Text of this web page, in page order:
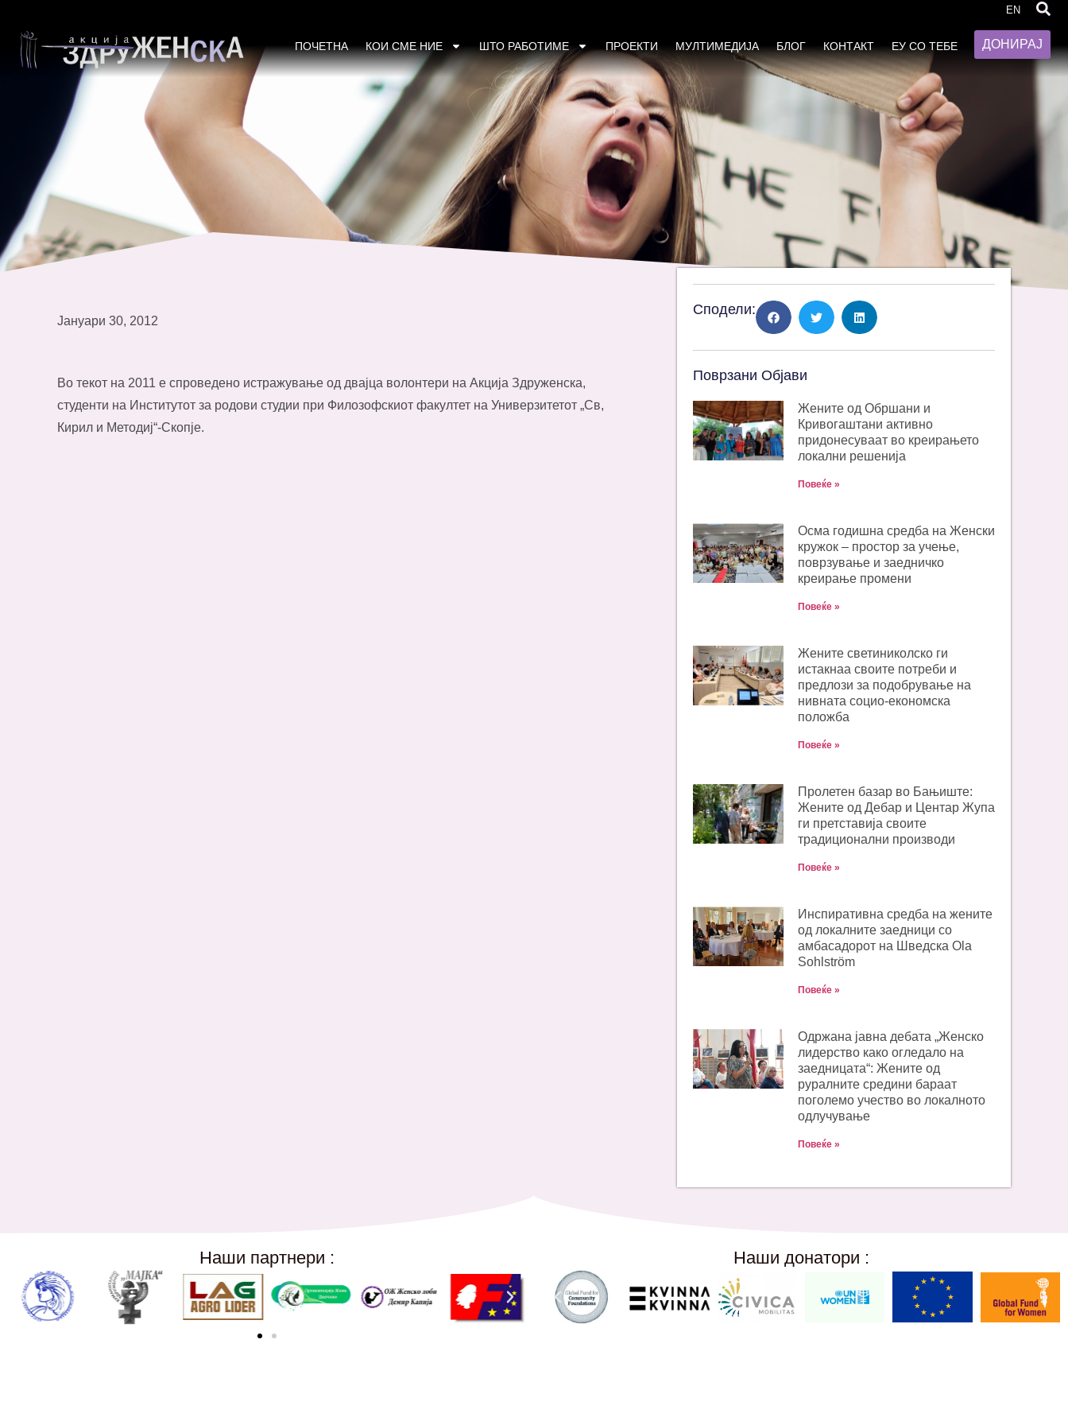
EN
ПОЧЕТНА КОИ СМЕ НИЕ ШТО РАБОТИМЕ ПРОЕКТИ МУЛТИМЕДИЈА БЛОГ КОНТАКТ ЕУ СО ТЕБЕ ДОНИРАЈ
имплементација во наставните содржини на Филозофскиот факултет”
Јануари 30, 2012
Во текот на 2011 е спроведено истражување од двајца волонтери на Акција Здруженска,
студенти на Институтот за родови студии при Филозофскиот факултет на Универзитетот „Св,
Кирил и Методиј“-Скопје.
Сподели:
Поврзани Објави
Жените од Обршани и
Кривогаштани активно
придонесуваат во креирањето
локални решенија
Повеќе »
Oсма годишна средба на Женски
кружок – простор за учење,
поврзување и заедничко
креирање промени
Повеќе »
Жените светиниколско ги
истакнаа своите потреби и
предлози за подобрување на
нивната социо-економска
положба
Повеќе »
Пролетен базар во Бањиште:
Жените од Дебар и Центар Жупа
ги претставија своите
традиционални производи
Повеќе »
Инспиративна средба на жените
од локалните заедници со
амбасадорот на Шведска Ola
Sohlström
Повеќе »
Одржана јавна дебата „Женско
лидерство како огледало на
заедницата“: Жените од
руралните средини бараат
поголемо учество во локалното
одлучување
Повеќе »
Наши партнери : Наши донатори :